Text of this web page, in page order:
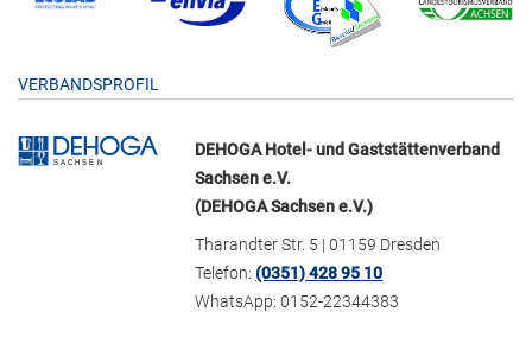
VERBANDSPROFIL
DEHOGA Hotel- und Gaststättenverband
Sachsen e.V.
(DEHOGA Sachsen e.V.)
Tharandter Str. 5 | 01159 Dresden
Telefon:(0351) 428 95 10
WhatsApp: 0152-22344383